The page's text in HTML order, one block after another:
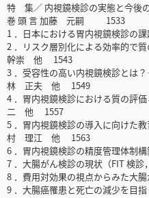
特 集／ 内視鏡検診の実態と今後
巻 頭 言 加藤 元嗣 1533
1 ．日本における胃内視鏡検診
2 ．リスク層別化による効率的で
幹崇 他 1543
3 ．受容性の高い内視鏡検診とは
林 正夫 他 1549
4 ．胃内視鏡検診における質の評
二 他 1557
5 ．胃内視鏡検診の導入に向けた
村 理江 他 1563
6 ．胃内視鏡検診の精度管理体
7 ．大腸がん検診の現状（FIT
8 ．費用対効果の視点からみた
9 ．大腸癌罹患と死亡の減少を目